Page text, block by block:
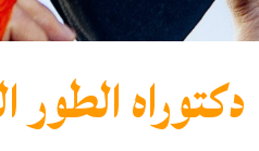
دكتوراه الطور